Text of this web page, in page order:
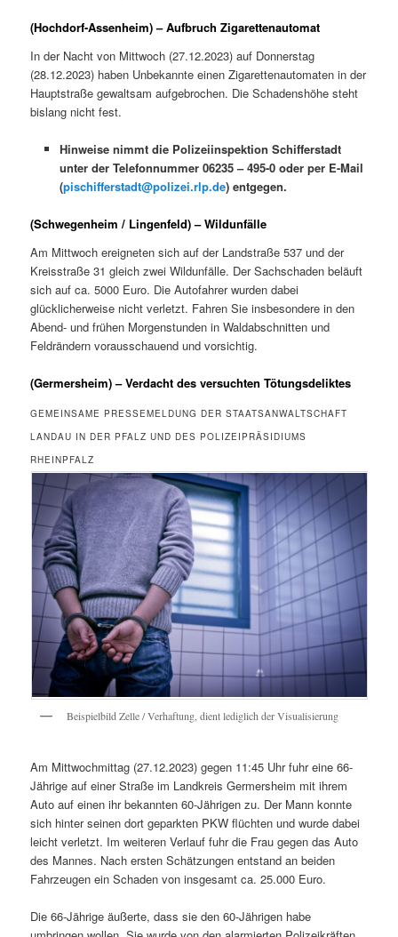
(Hochdorf-Assenheim) – Aufbruch Zigarettenautomat
In der Nacht von Mittwoch (27.12.2023) auf Donnerstag
(28.12.2023) haben Unbekannte einen Zigarettenautomaten in der
Hauptstraße gewaltsam aufgebrochen. Die Schadenshöhe steht
bislang nicht fest.
Hinweise nimmt die Polizeiinspektion Schifferstadt
unter der Telefonnummer 06235 – 495-0 oder per E-Mail
(pischifferstadt@polizei.rlp.de) entgegen.
(Schwegenheim / Lingenfeld) – Wildunfälle
Am Mittwoch ereigneten sich auf der Landstraße 537 und der
Kreisstraße 31 gleich zwei Wildunfälle. Der Sachschaden beläuft
sich auf ca. 5000 Euro. Die Autofahrer wurden dabei
glücklicherweise nicht verletzt. Fahren Sie insbesondere in den
Abend- und frühen Morgenstunden in Waldabschnitten und
Feldrändern vorausschauend und vorsichtig.
(Germersheim) – Verdacht des versuchten Tötungsdeliktes
GEMEINSAME PRESSEMELDUNG DER STAATSANWALTSCHAFT
LANDAU IN DER PFALZ UND DES POLIZEIPRÄSIDIUMS
RHEINPFALZ
Beispielbild Zelle / Verhaftung, dient lediglich der Visualisierung
Am Mittwochmittag (27.12.2023) gegen 11:45 Uhr fuhr eine 66-
Jährige auf einer Straße im Landkreis Germersheim mit ihrem
Auto auf einen ihr bekannten 60-Jährigen zu. Der Mann konnte
sich hinter seinen dort geparkten PKW flüchten und wurde dabei
leicht verletzt. Im weiteren Verlauf fuhr die Frau gegen das Auto
des Mannes. Nach ersten Schätzungen entstand an beiden
Fahrzeugen ein Schaden von insgesamt ca. 25.000 Euro.
Die 66-Jährige äußerte, dass sie den 60-Jährigen habe